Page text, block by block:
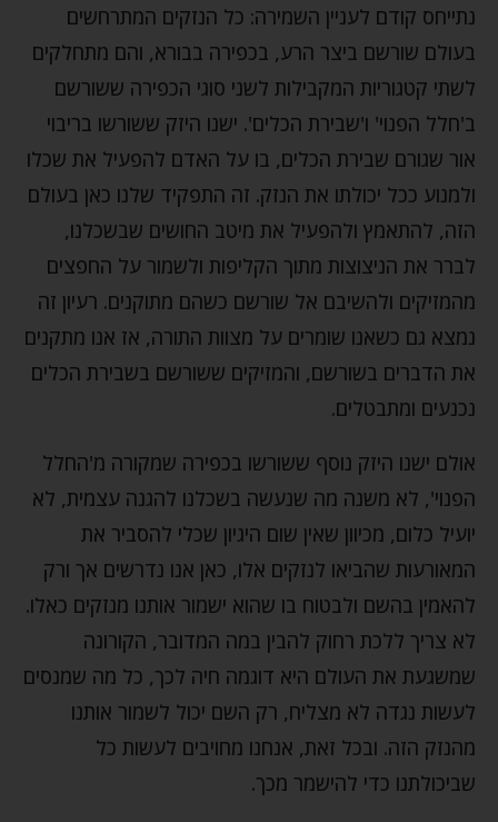
נתייחס קודם לעניין השמירה: כל הנזקים המתרחשים
בעולם שורשם ביצר הרע, בכפירה בבורא, והם מתחלקים
לשתי קטגוריות המקבילות לשני סוגי הכפירה ששורשם
ב'חלל הפנוי' ו'שבירת הכלים'. ישנו היזק ששורשו בריבוי
אור שגורם שבירת הכלים, בו על האדם להפעיל את שכלו
ולמנוע ככל יכולתו את הנזק. זה התפקיד שלנו כאן בעולם
הזה, להתאמץ ולהפעיל את מיטב החושים שבשכלנו,
לברר את הניצוצות מתוך הקליפות ולשמור על החפצים
מהמזיקים ולהשיבם אל שורשם כשהם מתוקנים. רעיון זה
נמצא גם כשאנו שומרים על מצוות התורה, אז אנו מתקנים
את הדברים בשורשם, והמזיקים ששורשם בשבירת הכלים
נכנעים ומתבטלים.
אולם ישנו היזק נוסף ששורשו בכפירה שמקורה מ'החלל
הפנוי', לא משנה מה שנעשה בשכלנו להגנה עצמית, לא
יועיל כלום, מכיוון שאין שום היגיון שכלי להסביר את
המאורעות שהביאו לנזקים אלו, כאן אנו נדרשים אך ורק
להאמין בהשם ולבטוח בו שהוא ישמור אותנו מנזקים כאלו.
לא צריך ללכת רחוק להבין במה המדובר, הקורונה
שמשגעת את העולם היא דוגמה חיה לכך, כל מה שמנסים
לעשות נגדה לא מצליח, רק השם יכול לשמור אותנו
מהנזק הזה. ובכל זאת, אנחנו מחויבים לעשות כל
שביכולתנו כדי להישמר מכך.